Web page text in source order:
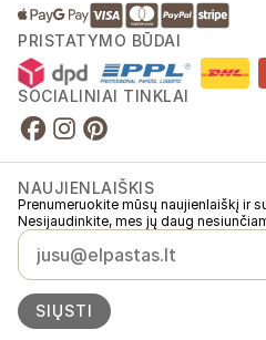
PRISTATYMO BŪDAI
SOCIALINIAI TINKLAI
NAUJIENLAIŠKIS
Prenumeruokite mūsų naujienlaiškį ir
Nesijaudinkite, mes jų daug
SIŲSTI